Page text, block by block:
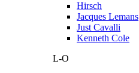
Hirsch
Jacques Lemans
Just Cavalli
Kenneth Cole
L-O